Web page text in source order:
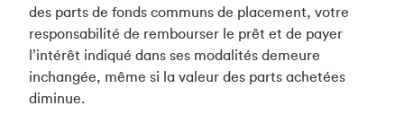
des parts de fonds communs de placement, votre
responsabilité de rembourser le prêt et de payer
l’intérêt indiqué dans ses modalités demeure
inchangée, même si la valeur des parts achetées
diminue.